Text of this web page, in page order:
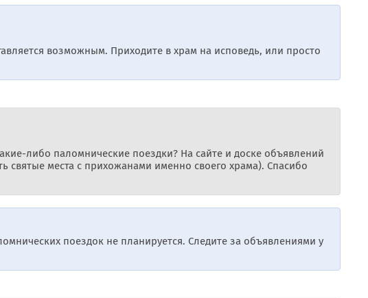
возможным. Приходите в храм на исповедь, или просто
либо паломнические поездки? На сайте и доске объявлений
святые места с прихожанами именно своего храма). Спасибо
поездок не планируется. Следите за объявлениями у